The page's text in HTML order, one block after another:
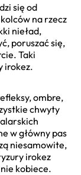
się od
na rzecz
nieład,
poruszać się,
Taki
irokez.
ombre,
chwyty
w główny pas
niesamowite,
irokez
kobiece.